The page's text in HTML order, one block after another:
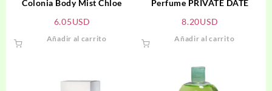
Colonia Body Mist Chloe
6.05USD
Añadir al carrito
Perfume PRIVATE DATE
8.20USD
Añadir al carrito